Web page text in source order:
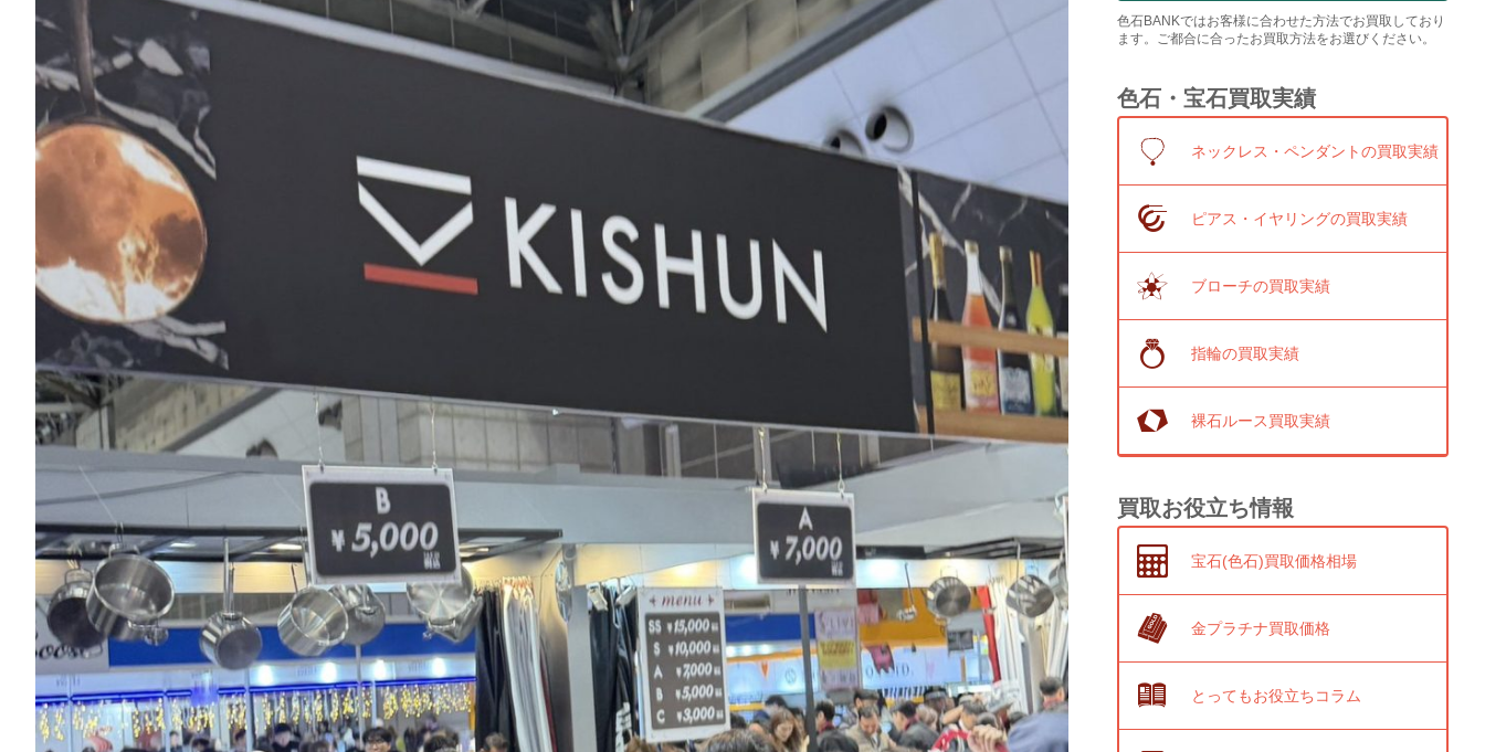
色石BANKではお客様に合わせた方法でお買取しており
ます。ご都合に合ったお買取方法をお選びください。
色石・宝石買取実績
ネックレス・ペンダントの買取実績
ピアス・イヤリングの買取実績
ブローチの買取実績
指輪の買取実績
裸石ルース買取実績
買取お役立ち情報
宝石(色石)買取価格相場
金プラチナ買取価格
とってもお役立ちコラム